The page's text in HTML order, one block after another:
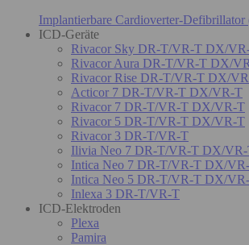
Implantierbare Cardioverter-Defibrillator
ICD-Geräte
Rivacor Sky DR-T/VR-T DX/
Rivacor Aura DR-T/VR-T DX/
Rivacor Rise DR-T/VR-T DX/
Acticor 7 DR-T/VR-T DX/VR-T
Rivacor 7 DR-T/VR-T DX/VR-T
Rivacor 5 DR-T/VR-T DX/VR-T
Rivacor 3 DR-T/VR-T
Ilivia Neo 7 DR-T/VR-T DX/
Intica Neo 7 DR-T/VR-T DX/
Intica Neo 5 DR-T/VR-T DX/
Inlexa 3 DR-T/VR-T
ICD-Elektroden
Plexa
Pamira